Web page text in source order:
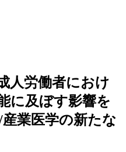
人労働者におけ
に及ぼす影響を
業医学の新たな